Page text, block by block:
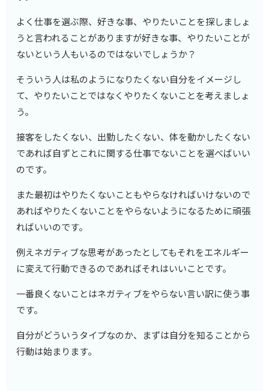
よく仕事を選ぶ際、好きな事、やりたいことを探しましょ
うと言われることがありますが好きな事、やりたいことが
ないという人もいるのではないでしょうか？
そういう人は私のようになりたくない自分をイメージし
て、やりたいことではなくやりたくないことを考えましょ
う。
接客をしたくない、出勤したくない、体を動かしたくない
であれば自ずとこれに関する仕事でないことを選べばいい
のです。
また最初はやりたくないこともやらなければいけないので
あればやりたくないことをやらないようになるために頑張
ればいいのです。
例えネガティブな思考があったとしてもそれをエネルギー
に変えて行動できるのであればそれはいいことです。
一番良くないことはネガティブをやらない言い訳に使う事
です。
自分がどういうタイプなのか、まずは自分を知ることから
行動は始まります。